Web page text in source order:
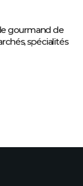
gourmand de
spécialités